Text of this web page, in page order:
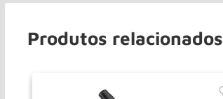
Produtos relacionados